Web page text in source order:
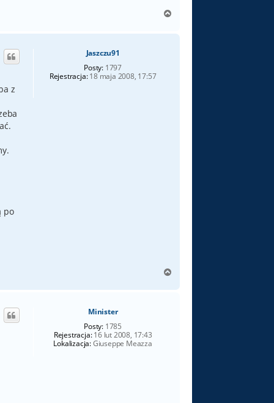
g
Jaszczu91
Posty: 1797
Rejestracja:18 maja 2008, 17:57
z
po
g
Minister
Posty: 1785
Rejestracja:16 lut 2008, 17:43
Lokalizacja:Giuseppe Meazza